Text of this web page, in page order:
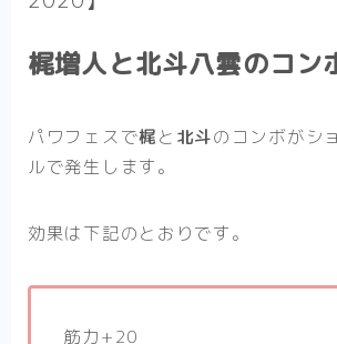
梶増人と北斗八雲のコン
パワフェスで梶と 北斗のコンボがシ
ルで発生します。
効果は下記のとおりです。
筋力+20